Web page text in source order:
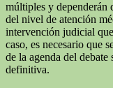
múltiples y dependerán
del nivel de atención
intervención judicial
caso, es necesario que
de la agenda del
definitiva.